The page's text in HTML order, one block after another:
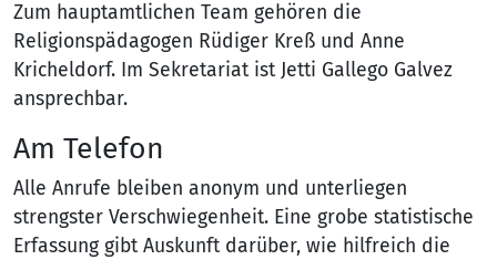
Zum hauptamtlichen Team gehören die
Religionspädagogen Rüdiger Kreß und Anne
Kricheldorf. Im Sekretariat ist Jetti Gallego Galvez
ansprechbar.
Am Telefon
Alle Anrufe bleiben anonym und unterliegen
strengster Verschwiegenheit. Eine grobe statistische
Erfassung gibt Auskunft darüber, wie hilfreich die